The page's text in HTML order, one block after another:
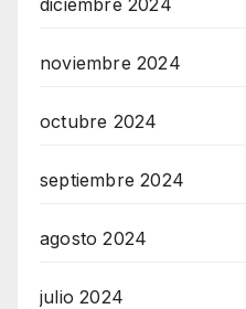
noviembre 2024
octubre 2024
septiembre 2024
agosto 2024
julio 2024